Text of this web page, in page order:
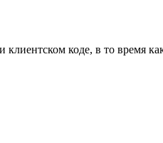
клиентском коде, в то время